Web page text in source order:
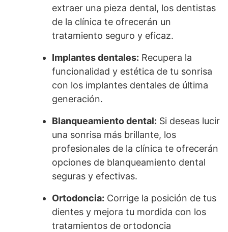
extraer una pieza dental, los dentistas
de la clínica te ofrecerán un
tratamiento seguro y eficaz.
Implantes dentales: Recupera la
funcionalidad y estética de tu sonrisa
con los implantes dentales de última
generación.
Blanqueamiento dental: Si deseas lucir
una sonrisa más brillante, los
profesionales de la clínica te ofrecerán
opciones de blanqueamiento dental
seguras y efectivas.
Ortodoncia: Corrige la posición de tus
dientes y mejora tu mordida con los
tratamientos de ortodoncia